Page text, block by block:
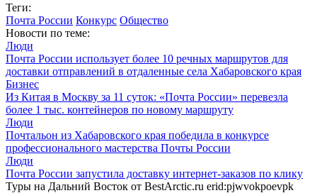
Теги:
Почта России Конкурс Общество
Новости по теме:
Люди
Почта России использует более 10 речных маршрутов для
доставки отправлений в отдаленные села Хабаровского края
Бизнес
Из Китая в Москву за 11 суток: «Почта России» перевезла
более 1 тыс. контейнеров по новому маршруту
Люди
Почтальон из Хабаровского края победила в конкурсе
профессионального мастерства Почты России
Люди
Почта России запустила доставку интернет-заказов по клику
Туры на Дальний Восток от BestArctic.ru erid:pjwvokpoevpk